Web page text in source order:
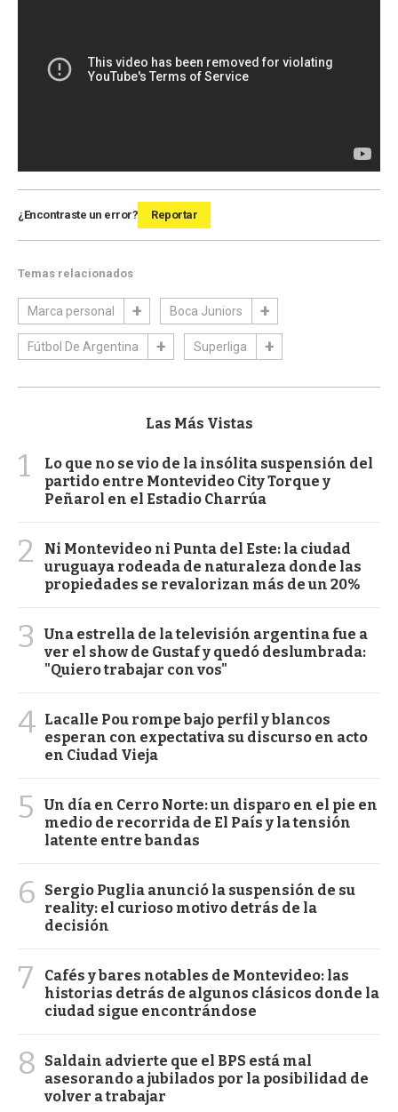
¿Encontraste un error? Reportar
Temas relacionados
Marca personal Boca Juniors
Fútbol De Argentina Superliga
Las Más Vistas
1
Lo que no se vio de la insólita suspensión del
partido entre Montevideo City Torque y
Peñarol en el Estadio Charrúa
2
Ni Montevideo ni Punta del Este: la ciudad
uruguaya rodeada de naturaleza donde las
propiedades se revalorizan más de un 20%
3
Una estrella de la televisión argentina fue a
ver el show de Gustaf y quedó deslumbrada:
"Quiero trabajar con vos"
4 Lacalle Pou rompe bajo perfil y blancos
esperan con expectativa su discurso en acto
en Ciudad Vieja
5
Un día en Cerro Norte: un disparo en el pie en
medio de recorrida de El País y la tensión
latente entre bandas
6
Sergio Puglia anunció la suspensión de su
reality: el curioso motivo detrás de la
decisión
7
Cafés y bares notables de Montevideo: las
historias detrás de algunos clásicos donde la
ciudad sigue encontrándose
8
Saldain advierte que el BPS está mal
asesorando a jubilados por la posibilidad de
volver a trabajar